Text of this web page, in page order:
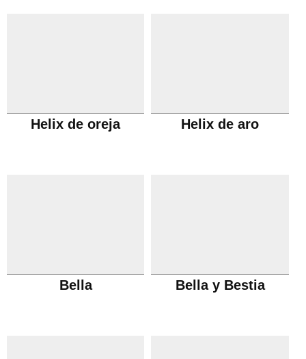
Helix de oreja Helix de aro
Bella Bella y Bestia